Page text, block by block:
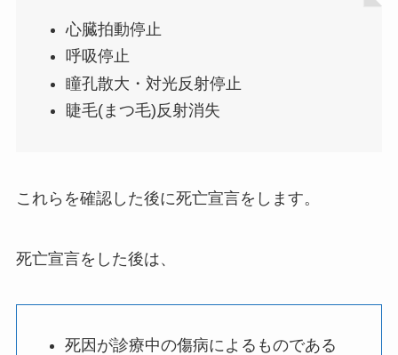
心臓拍動停止
呼吸停止
瞳孔散大・対光反射停止
睫毛(まつ毛)反射消失
これらを確認した後に死亡宣言をします。
死亡宣言をした後は、
死因が診療中の傷病によるものである